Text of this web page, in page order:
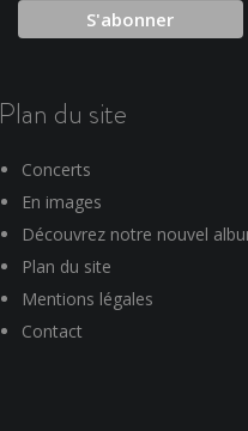
Plan du site
Concerts
En images
Découvrez notre nouvel
Plan du site
Mentions légales
Contact